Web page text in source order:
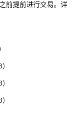
前提前进行交易。详